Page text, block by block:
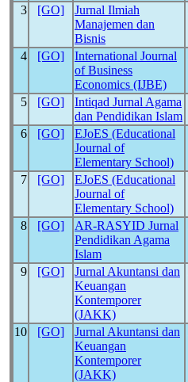
3
[GO]
Jurnal Ilmiah
Manajemen dan
Bisnis
4 [GO]
International Journal
of Business
Economics (IJBE)
5 [GO]
Intiqad Jurnal Agama
dan Pendidikan Islam
6
[GO]
EJoES (Educational
Journal of
Elementary School)
7
[GO]
EJoES (Educational
Journal of
Elementary School)
8
[GO]
AR-RASYID Jurnal
Pendidikan Agama
Islam
9 [GO]
Jurnal Akuntansi dan
Keuangan
Kontemporer
(JAKK)
10 [GO]
Jurnal Akuntansi dan
Keuangan
Kontemporer
(JAKK)